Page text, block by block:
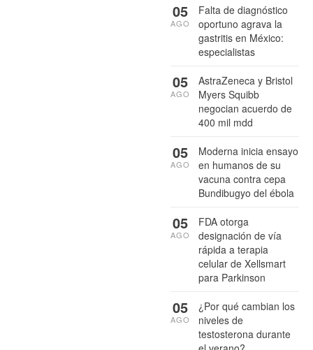
Falta de diagnóstico
oportuno agrava la
gastritis en México:
especialistas
05
AGO
AstraZeneca y Bristol
Myers Squibb
negocian acuerdo de
400 mil mdd
05
AGO
Moderna inicia ensayo
en humanos de su
vacuna contra cepa
Bundibugyo del ébola
05
AGO
FDA otorga
designación de vía
rápida a terapia
celular de Xellsmart
para Parkinson
05
AGO
¿Por qué cambian los
niveles de
testosterona durante
05
AGO